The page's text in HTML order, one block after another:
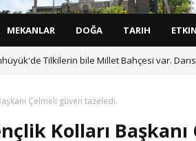
MEKANLAR DOĞA TARIH
Tilkilerin bile Millet Bahçesi var.
Çelmeli güven tazeledi.
Kolları